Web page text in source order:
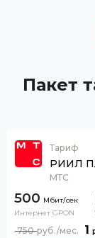
Пакет
Тариф
РИИЛ
МТС
500
Интернет GPON
1
750